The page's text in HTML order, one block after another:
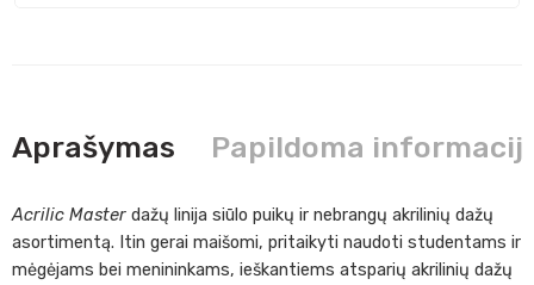
Aprašymas Papildoma
Acrilic Master dažų linija siūlo puikų ir nebrangų akrilinių dažų
asortimentą. Itin gerai maišomi, pritaikyti naudoti studentams ir
mėgėjams bei menininkams, ieškantiems atsparių akrilinių dažų